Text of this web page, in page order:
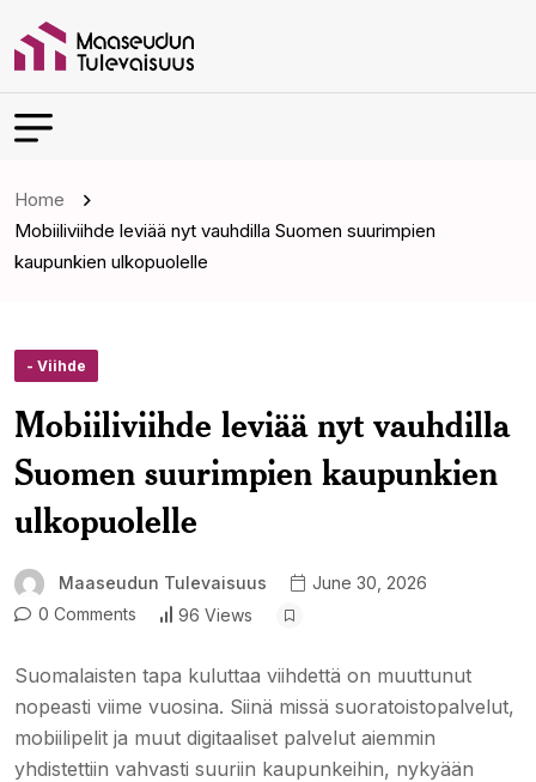
Home
Mobiiliviihde leviää nyt vauhdilla Suomen suurimpien
kaupunkien ulkopuolelle
- Viihde
Mobiiliviihde leviää nyt vauhdilla
Suomen suurimpien kaupunkien
ulkopuolelle
Maaseudun Tulevaisuus
June 30, 2026
0 Comments
96 Views
Suomalaisten tapa kuluttaa viihdettä on muuttunut
nopeasti viime vuosina. Siinä missä suoratoistopalvelut,
mobiilipelit ja muut digitaaliset palvelut aiemmin
yhdistettiin vahvasti suuriin kaupunkeihin, nykyään